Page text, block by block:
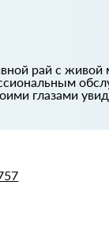
рай с живой
глазами